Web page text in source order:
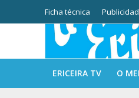
Ficha técnica
ERICEIRA TV O